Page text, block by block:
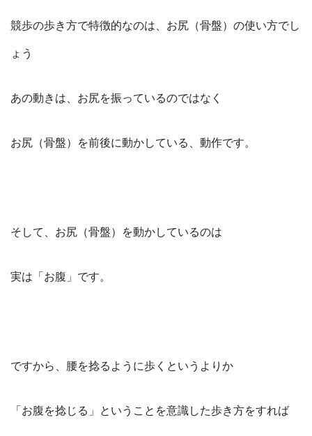
競歩の歩き方で特徴的なのは、お尻（骨盤）の使い方でし
ょう
あの動きは、お尻を振っているのではなく
お尻（骨盤）を前後に動かしている、動作です。
そして、お尻（骨盤）を動かしているのは
実は「お腹」です。
ですから、腰を捻るように歩くというよりか
「お腹を捻じる」ということを意識した歩き方をすれば